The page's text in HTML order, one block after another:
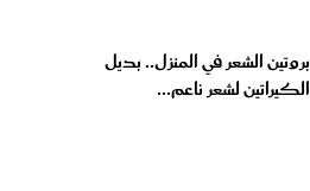
بروتين الشعر في المنزل.. بديل
الكيراتين لشعر ناعم...